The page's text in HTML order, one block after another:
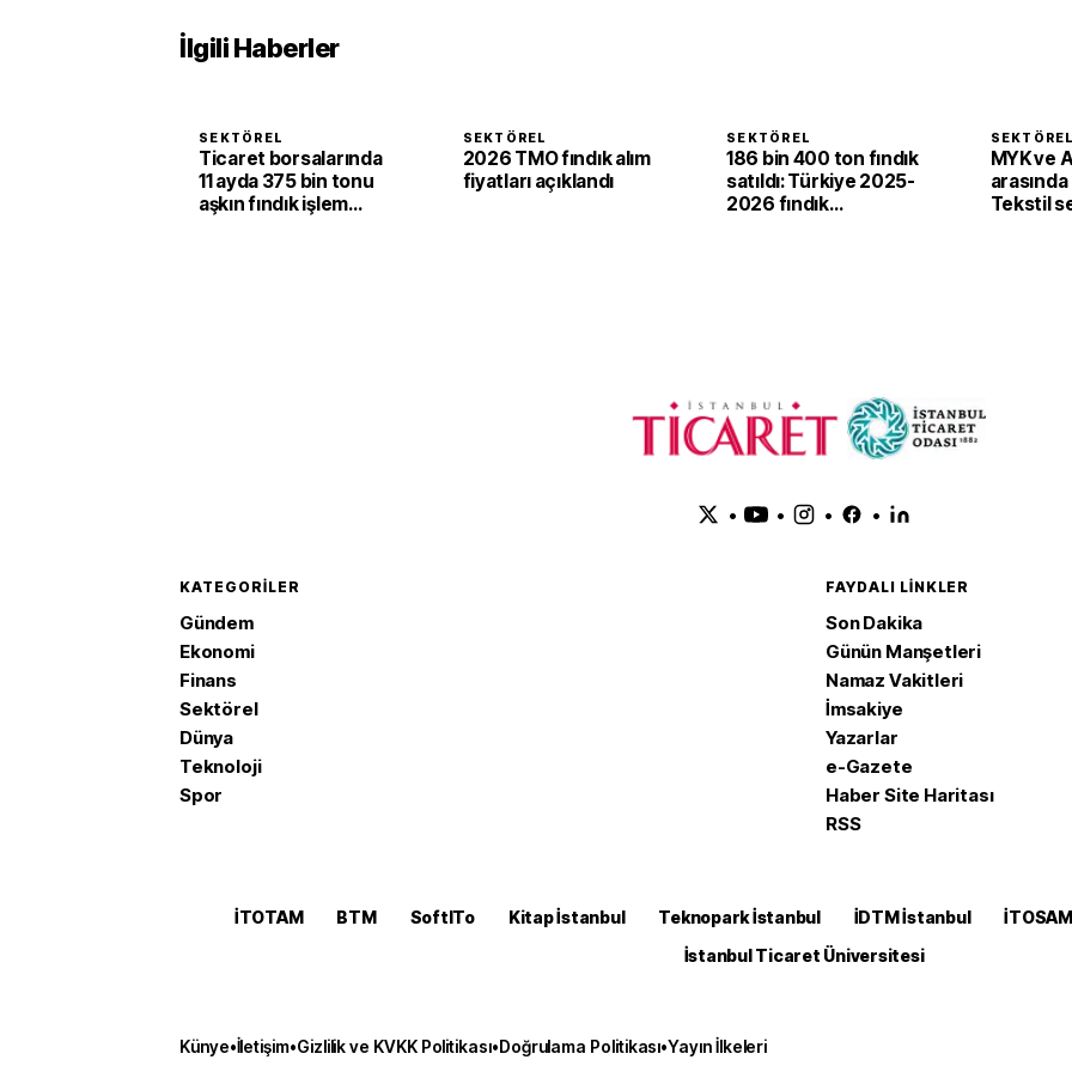
İlgili Haberler
SEKTÖREL
Ticaret borsalarında
11 ayda 375 bin tonu
aşkın fındık işlem
SEKTÖREL
2026 TMO fındık alım
fiyatları açıklandı
SEKTÖREL
186 bin 400 ton fındık
satıldı: Türkiye 2025-
2026 fındık
SEKTÖREL
MYK ve
Tekstil
• • • •
KATEGORILER
Gündem
Ekonomi
Finans
Sektörel
Dünya
Teknoloji
Spor
FAYDALI LINKLER
Son Dakika
Günün Manşetleri
Namaz Vakitleri
İmsakiye
Yazarlar
e-Gazete
Haber Site Haritası
RSS
İTOTAM BTM SoftITo Kitap İstanbul Teknopark İstanbul İDTM İstanbul İTOSAM
İstanbul Ticaret Üniversitesi
Künye•İletişim•Gizlilik ve KVKK Politikası•Doğrulama Politikası•Yayın İlkeleri